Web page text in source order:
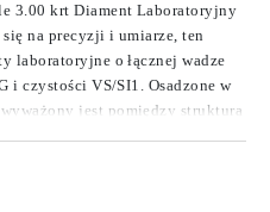
3.00 krt Diament Laboratoryjny
na precyzji i umiarze, ten
laboratoryjne o łącznej wadze
i czystości VS/SI1. Osadzone w
jest pomiędzy strukturą